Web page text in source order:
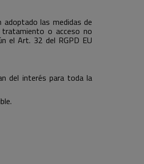
las medidas de
o acceso no
el Art. 32 del RGPD EU
del interés para toda la